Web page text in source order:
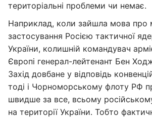
територіальні проблеми чи немає.
Наприклад, коли зайшла мова про
застосування Росією тактичної
України, колишній командувач
Європі генерал-лейтенант Бен
Захід довбане у відповідь
тоді і Чорноморському флоту РФ
швидше за все, всьому
на території України. Тобто